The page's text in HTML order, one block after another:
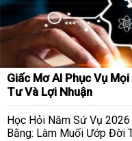
Giấc Mơ AI Phục Vụ
Tư Và Lợi Nhuận
Học Hỏi Năm Sứ Vụ
Bằng: Làm Muối Ướp Đời